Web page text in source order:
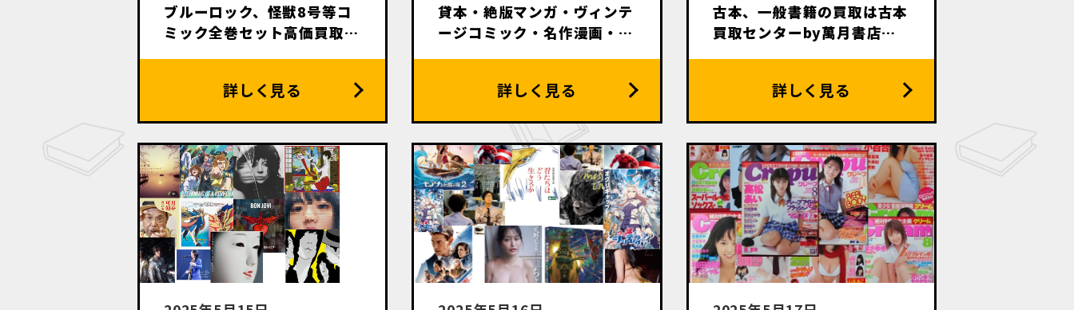
ブルーロック、怪獣8号等コ
ミック全巻セット高価買取致
貸本・絶版マンガ・ヴィンテ
ージコミック・名作漫画・初
古本、一般書籍の買取は古本
買取センターby萬月書店に